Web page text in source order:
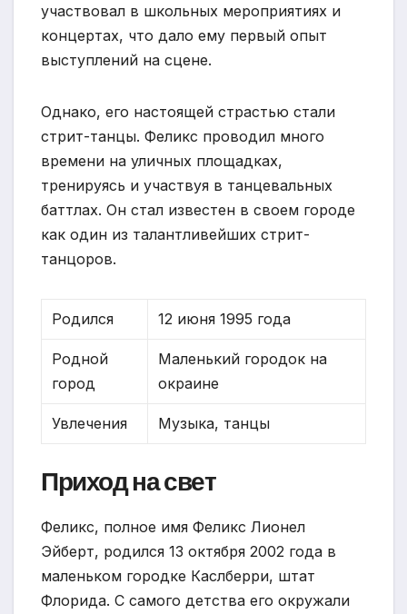
участвовал в школьных мероприятиях и
концертах, что дало ему первый опыт
выступлений на сцене.
Однако, его настоящей страстью стали
стрит-танцы. Феликс проводил много
времени на уличных площадках,
тренируясь и участвуя в танцевальных
баттлах. Он стал известен в своем городе
как один из талантливейших стрит-
танцоров.
Родился 12 июня 1995 года
Родной
город
Маленький городок на
окраине
Увлечения Музыка, танцы
Приход на свет
Феликс, полное имя Феликс Лионел
Эйберт, родился 13 октября 2002 года в
маленьком городке Каслберри, штат
Флорида. С самого детства его окружали